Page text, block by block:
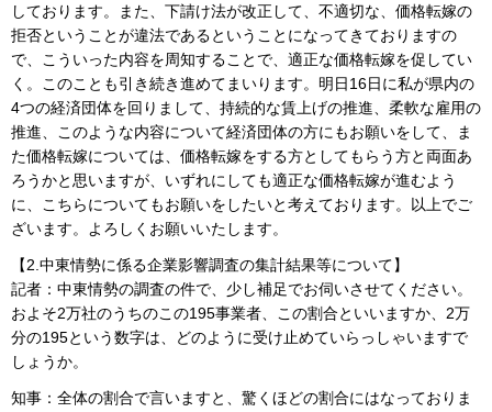
しております。また、下請け法が改正して、不適切な、価格転嫁の
拒否ということが違法であるということになってきておりますの
で、こういった内容を周知することで、適正な価格転嫁を促してい
く。このことも引き続き進めてまいります。明日16日に私が県内の
4つの経済団体を回りまして、持続的な賃上げの推進、柔軟な雇用の
推進、このような内容について経済団体の方にもお願いをして、ま
た価格転嫁については、価格転嫁をする方としてもらう方と両面あ
ろうかと思いますが、いずれにしても適正な価格転嫁が進むよう
に、こちらについてもお願いをしたいと考えております。以上でご
ざいます。よろしくお願いいたします。
【2.中東情勢に係る企業影響調査の集計結果等について】
記者：中東情勢の調査の件で、少し補足でお伺いさせてください。
およそ2万社のうちのこの195事業者、この割合といいますか、2万
分の195という数字は、どのように受け止めていらっしゃいますで
しょうか。
知事：全体の割合で言いますと、驚くほどの割合にはなっておりま